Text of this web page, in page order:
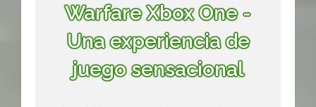
Warfare Xbox One -
Una experiencia de
juego sensacional